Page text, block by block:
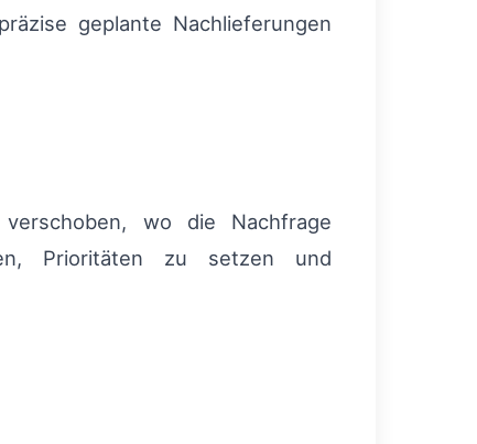
geplante Nachlieferungen
wo die Nachfrage
Prioritäten zu setzen und